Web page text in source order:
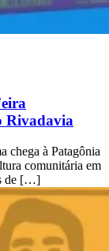
Rivadavia
chega à Patagônia
comunitária em
de […]